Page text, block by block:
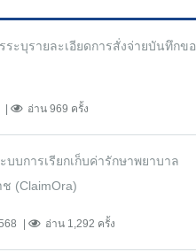
ะบุรายละเอียดการสั่งจ่ายบันทึกขอ
อ่าน 969 ครั้ง
บการเรียกเก็บค่ารักษาพยาบาล
(ClaimOra)
อ่าน 1,292 ครั้ง